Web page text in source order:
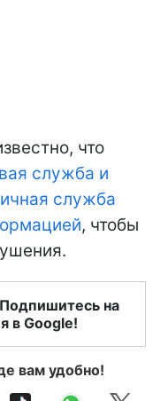
что
служба и
служба
, чтобы
на
в Google!
вам удобно!